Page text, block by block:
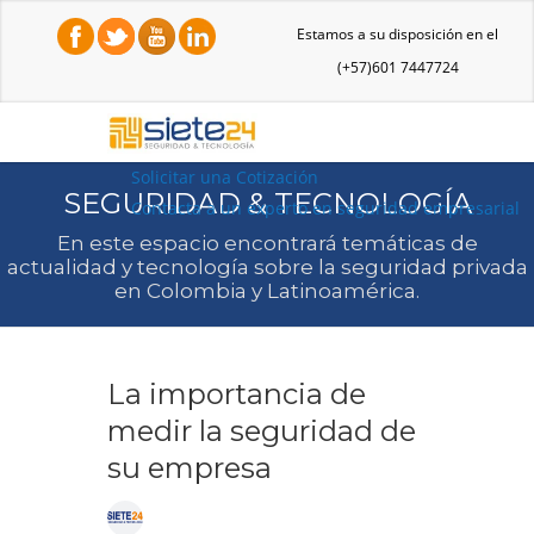
Estamos a su disposición en el
(+57)601 7447724
Solicitar una Cotización
Contacta a un experto en seguridad empresarial
SEGURIDAD & TECNOLOGÍA
En este espacio encontrará temáticas de
actualidad y tecnología sobre la seguridad privada
en Colombia y Latinoamérica.
La importancia de
medir la seguridad de
su empresa